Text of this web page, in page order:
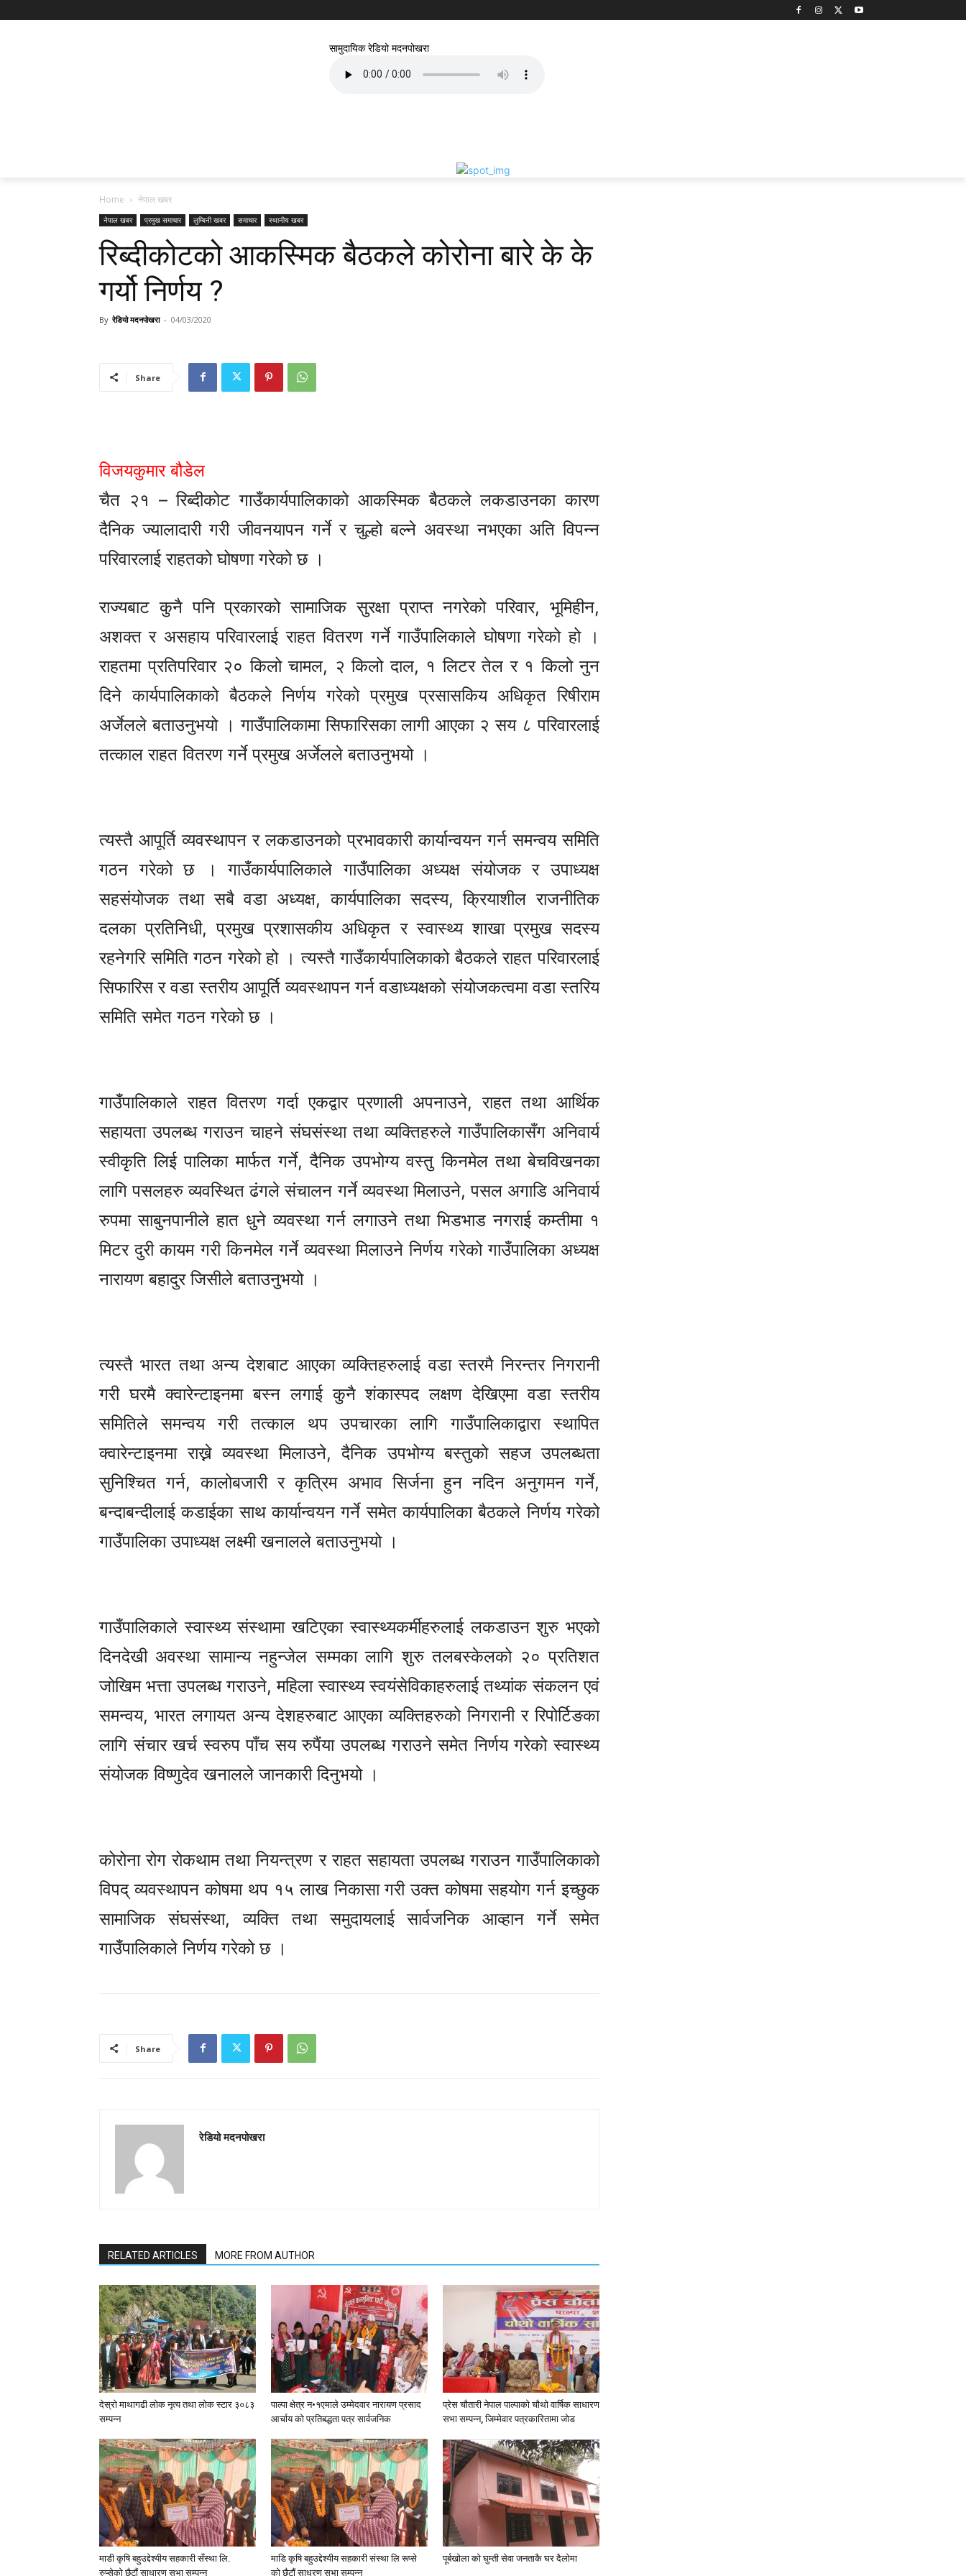
सामुदायिक रेडियो मदनपोखरा
Home नेपाल खबर
नेपाल खबर प्रमुख समाचार लुम्बिनी खबर समाचार स्थानीय खबर
रिब्दीकोटको आकस्मिक बैठकले कोरोना बारे के के
गर्यो निर्णय ?
By रेडियो मदनपोखरा - 04/03/2020
Share
विजयकुमार बौडेल
चैत २१ – रिब्दीकोट गाउँकार्यपालिकाको आकस्मिक बैठकले लकडाउनका कारण
दैनिक ज्यालादारी गरी जीवनयापन गर्ने र चुल्हो बल्ने अवस्था नभएका अति विपन्न
परिवारलाई राहतको घोषणा गरेको छ ।
राज्यबाट कुनै पनि प्रकारको सामाजिक सुरक्षा प्राप्त नगरेको परिवार, भूमिहीन,
अशक्त र असहाय परिवारलाई राहत वितरण गर्ने गाउँपालिकाले घोषणा गरेको हो ।
राहतमा प्रतिपरिवार २० किलो चामल, २ किलो दाल, १ लिटर तेल र १ किलो नुन
दिने कार्यपालिकाको बैठकले निर्णय गरेको प्रमुख प्रसासकिय अधिकृत रिषीराम
अर्जेलले बताउनुभयो । गाउँपालिकामा सिफारिसका लागी आएका २ सय ८ परिवारलाई
तत्काल राहत वितरण गर्ने प्रमुख अर्जेलले बताउनुभयो ।
त्यस्तै आपूर्ति व्यवस्थापन र लकडाउनको प्रभावकारी कार्यान्वयन गर्न समन्वय समिति
गठन गरेको छ । गाउँकार्यपालिकाले गाउँपालिका अध्यक्ष संयोजक र उपाध्यक्ष
सहसंयोजक तथा सबै वडा अध्यक्ष, कार्यपालिका सदस्य, क्रियाशील राजनीतिक
दलका प्रतिनिधी, प्रमुख प्रशासकीय अधिकृत र स्वास्थ्य शाखा प्रमुख सदस्य
रहनेगरि समिति गठन गरेको हो । त्यस्तै गाउँकार्यपालिकाको बैठकले राहत परिवारलाई
सिफारिस र वडा स्तरीय आपूर्ति व्यवस्थापन गर्न वडाध्यक्षको संयोजकत्वमा वडा स्तरिय
समिति समेत गठन गरेको छ ।
गाउँपालिकाले राहत वितरण गर्दा एकद्वार प्रणाली अपनाउने, राहत तथा आर्थिक
सहायता उपलब्ध गराउन चाहने संघसंस्था तथा व्यक्तिहरुले गाउँपालिकासँग अनिवार्य
स्वीकृति लिई पालिका मार्फत गर्ने, दैनिक उपभोग्य वस्तु किनमेल तथा बेचविखनका
लागि पसलहरु व्यवस्थित ढंगले संचालन गर्ने व्यवस्था मिलाउने, पसल अगाडि अनिवार्य
रुपमा साबुनपानीले हात धुने व्यवस्था गर्न लगाउने तथा भिडभाड नगराई कम्तीमा १
मिटर दुरी कायम गरी किनमेल गर्ने व्यवस्था मिलाउने निर्णय गरेको गाउँपालिका अध्यक्ष
नारायण बहादुर जिसीले बताउनुभयो ।
त्यस्तै भारत तथा अन्य देशबाट आएका व्यक्तिहरुलाई वडा स्तरमै निरन्तर निगरानी
गरी घरमै क्वारेन्टाइनमा बस्न लगाई कुनै शंकास्पद लक्षण देखिएमा वडा स्तरीय
समितिले समन्वय गरी तत्काल थप उपचारका लागि गाउँपालिकाद्वारा स्थापित
क्वारेन्टाइनमा राख्ने व्यवस्था मिलाउने, दैनिक उपभोग्य बस्तुको सहज उपलब्धता
सुनिश्चित गर्न, कालोबजारी र कृत्रिम अभाव सिर्जना हुन नदिन अनुगमन गर्ने,
बन्दाबन्दीलाई कडाईका साथ कार्यान्वयन गर्ने समेत कार्यपालिका बैठकले निर्णय गरेको
गाउँपालिका उपाध्यक्ष लक्ष्मी खनालले बताउनुभयो ।
गाउँपालिकाले स्वास्थ्य संस्थामा खटिएका स्वास्थ्यकर्मीहरुलाई लकडाउन शुरु भएको
दिनदेखी अवस्था सामान्य नहुन्जेल सम्मका लागि शुरु तलबस्केलको २० प्रतिशत
जोखिम भत्ता उपलब्ध गराउने, महिला स्वास्थ्य स्वयंसेविकाहरुलाई तथ्यांक संकलन एवं
समन्वय, भारत लगायत अन्य देशहरुबाट आएका व्यक्तिहरुको निगरानी र रिपोर्टिङका
लागि संचार खर्च स्वरुप पाँच सय रुपैंया उपलब्ध गराउने समेत निर्णय गरेको स्वास्थ्य
संयोजक विष्णुदेव खनालले जानकारी दिनुभयो ।
कोरोना रोग रोकथाम तथा नियन्त्रण र राहत सहायता उपलब्ध गराउन गाउँपालिकाको
विपद् व्यवस्थापन कोषमा थप १५ लाख निकासा गरी उक्त कोषमा सहयोग गर्न इच्छुक
सामाजिक संघसंस्था, व्यक्ति तथा समुदायलाई सार्वजनिक आव्हान गर्ने समेत
गाउँपालिकाले निर्णय गरेको छ ।
Share
रेडियो मदनपोखरा
RELATED ARTICLES MORE FROM AUTHOR
देस्राे माथागढी लाेक नृत्य तथा लाेक स्टार ३०८३
सम्पन्न
पाल्पा क्षेत्र न•१एमाले उम्मेदवार नारायण प्रसाद
आर्चाय काे प्रतिबद्धता पत्र सार्वजनिक
प्रेस चौतारी नेपाल पाल्पाको चौथो वार्षिक साधारण
सभा सम्पन्न, जिम्मेवार पत्रकारितामा जोड
माडी कृषि बहुउद्देश्यीय सहकारी सँस्था लि.
रुप्सेको छैटाैं साधारण सभा सम्पन्न
माडि कृषि बहुउद्देश्यीय सहकारी संस्था लि रूप्से
काे छैटाैं साधरण सभा सम्पन्न
पूर्बखाेला काे घुम्ती सेवा जनताकै घर दैलाेमा